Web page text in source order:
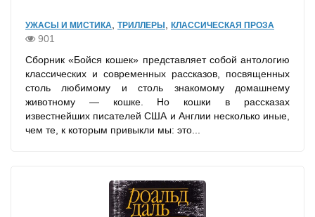
УЖАСЫ И МИСТИКА ТРИЛЛЕРЫ КЛАССИЧЕСКАЯ ПРОЗА
901
Сборник «Бойся кошек» представляет собой антологию
классических и современных рассказов, посвященных
столь любимому и столь знакомому домашнему
животному — кошке. Но кошки в рассказах
известнейших писателей США и Англии несколько иные,
чем те, к которым привыкли мы: это...